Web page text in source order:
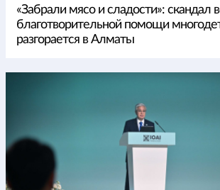
«Забрали мясо и сладости»: скандал
благотворительной помощи
разгорается в Алматы